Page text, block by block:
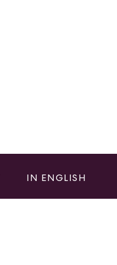
IN ENGLISH